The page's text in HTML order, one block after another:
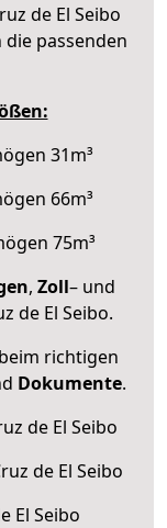
de El Seibo
passenden
31m³
66m³
75m³
, Zoll– und
de El Seibo.
richtigen
Dokumente.
de El Seibo
de El Seibo
El Seibo